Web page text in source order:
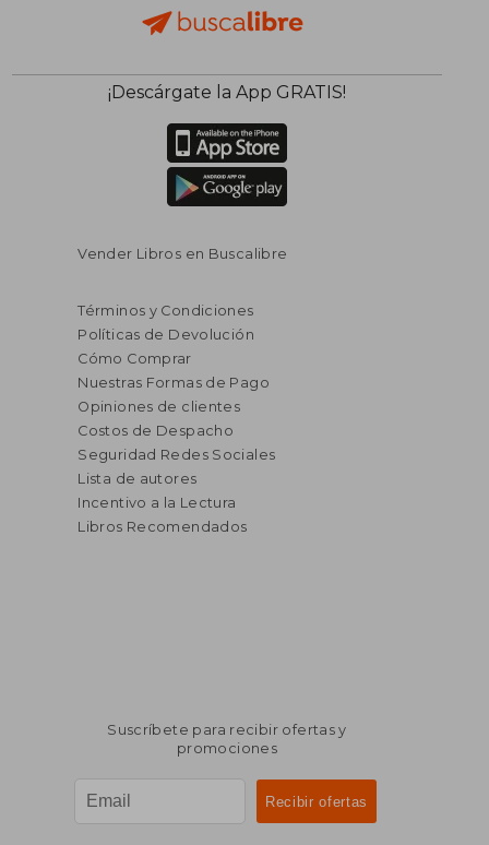
¡Descárgate la App GRATIS!
Vender Libros en Buscalibre
Términos y Condiciones
Políticas de Devolución
Cómo Comprar
Nuestras Formas de Pago
Opiniones de clientes
Costos de Despacho
Seguridad Redes Sociales
Lista de autores
Incentivo a la Lectura
Libros Recomendados
Suscríbete para recibir ofertas y
promociones